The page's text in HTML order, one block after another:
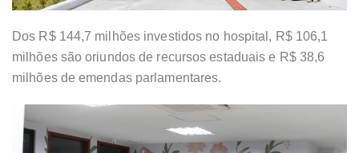
Dos R$ 144,7 milhões investidos no hospital, R$ 106,1
milhões são oriundos de recursos estaduais e R$ 38,6
milhões de emendas parlamentares.